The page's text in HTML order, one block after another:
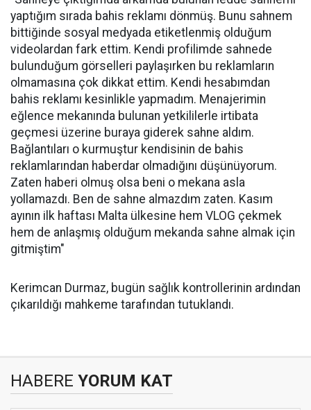
yaptığım sırada bahis reklamı dönmüş. Bunu sahnem
bittiğinde sosyal medyada etiketlenmiş olduğum
videolardan fark ettim. Kendi profilimde sahnede
bulunduğum görselleri paylaşırken bu reklamların
olmamasına çok dikkat ettim. Kendi hesabımdan
bahis reklamı kesinlikle yapmadım. Menajerimin
eğlence mekanında bulunan yetkililerle irtibata
geçmesi üzerine buraya giderek sahne aldım.
Bağlantıları o kurmuştur kendisinin de bahis
reklamlarından haberdar olmadığını düşünüyorum.
Zaten haberi olmuş olsa beni o mekana asla
yollamazdı. Ben de sahne almazdım zaten. Kasım
ayının ilk haftası Malta ülkesine hem VLOG çekmek
hem de anlaşmış olduğum mekanda sahne almak için
gitmiştim"
Kerimcan Durmaz, bugün sağlık kontrollerinin ardından
çıkarıldığı mahkeme tarafından tutuklandı.
HABERE YORUM KAT